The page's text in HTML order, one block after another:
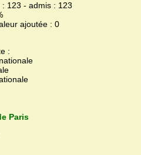
123 - admis : 123
ajoutée : 0
:
Paris